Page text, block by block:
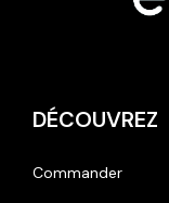
DÉCOUVREZ
Commander